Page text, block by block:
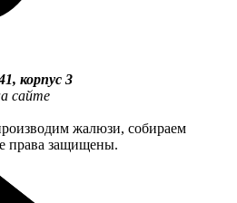
корпус 3
сайте
жалюзи, собираем
права защищены.